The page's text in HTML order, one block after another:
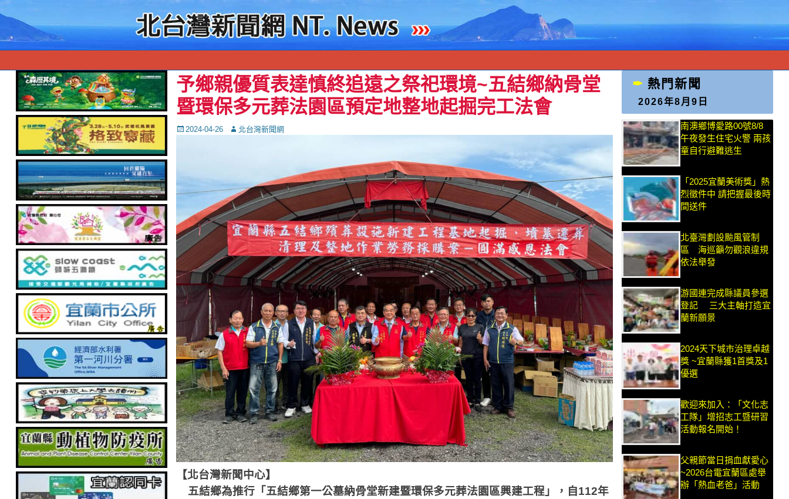
予鄉親優質表達慎終追遠之祭祀環境~五結鄉納骨堂
暨環保多元葬法園區預定地整地起掘完工法會
Posted
2024-04-26 Autor北台灣新聞網
【北台灣新聞中心】
五結鄉為推行「五結鄉第一公墓納骨堂新建暨環保多元葬法園區興建工程」，自112年
熱門新聞
2026年8月9日
南澳鄉博愛路00號8/8
午夜發生住宅火警 兩孩
童自行避難逃生
「2025宜蘭美術獎」熱
烈徵件中 請把握最後時
間送件
北臺灣劃設颱風管制
區 海巡籲勿觀浪違規
依法舉發
游國連完成縣議員參選
登記 三大主軸打造宜
蘭新願景
2024天下城市治理卓越
獎 ~宜蘭縣獲1首獎及1
優選
歡迎來加入：「文化志
工隊」增招志工暨研習
活動報名開始！
父親節當日捐血獻愛心
~2026台電宜蘭區處舉
辦「熱血老爸」活動